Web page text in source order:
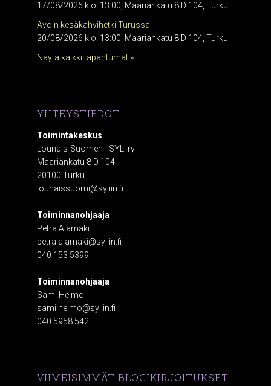
17/08/2026 klo. 13:00, Maariankatu 8 D 104, Turku
Avoin kesäkahvihetki Turussa
20/08/2026 klo. 13:00, Maariankatu 8 D 104, Turku
Näytä kaikki tapahtumat »
YHTEYSTIEDOT
Toimintakeskus
Lounais-Suomen - SYLI ry
Maariankatu 8 D 104,
20100 Turku
lounaissuomi@syliin.fi
Toiminnanohjaaja
Petra Alamäki
petra.alamaki@syliin.fi
040 153 5399
Toiminnanohjaaja
Sami Heimo
sami.heimo@syliin.fi
040 5958 542
VIIMEISIMMÄT BLOGIKIRJOITUKSET